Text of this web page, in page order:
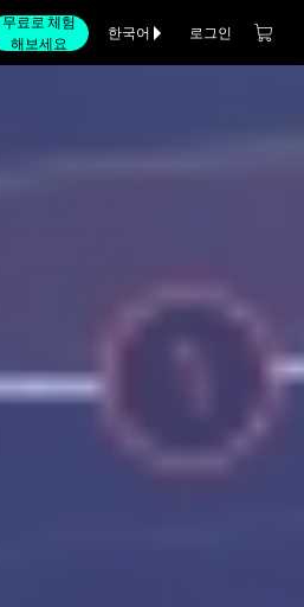
무료로 체험
해보세요
한국어 로그인